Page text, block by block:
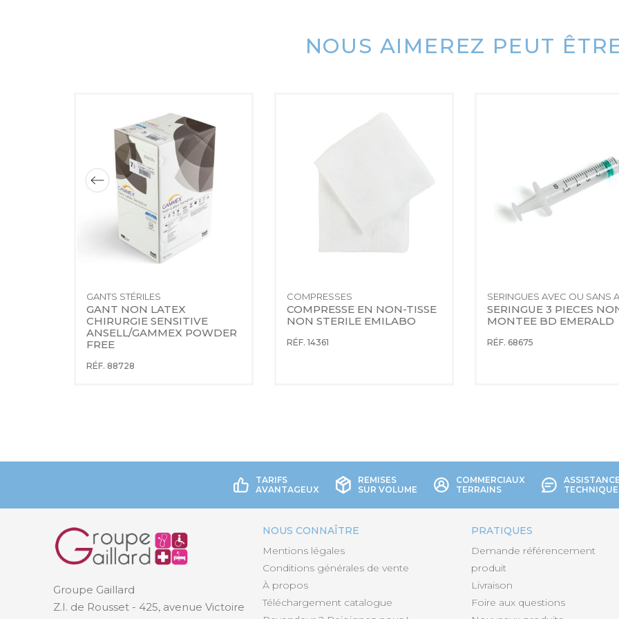
NOUS AIMEREZ PEUT
GANTS STÉRILES
GANT NON LATEX
CHIRURGIE SENSITIVE
ANSELL/GAMMEX POWDER
FREE
RÉF. 88728
COMPRESSES
COMPRESSE EN NON-TISSE
NON STERILE EMILABO
RÉF. 14361
SERINGUE 3 PIECES
MONTEE BD EMERALD
RÉF. 68675
TARIFS
AVANTAGEUX
REMISES
SUR VOLUME
COMMERCIAUX
TERRAINS
ASSISTANCE
Groupe Gaillard
Z.I. de Rousset - 425, avenue Victoire
NOUS CONNAÎTRE
Mentions légales
Conditions générales de vente
À propos
Téléchargement catalogue
PRATIQUES
Demande référencement
produit
Livraison
Foire aux questions